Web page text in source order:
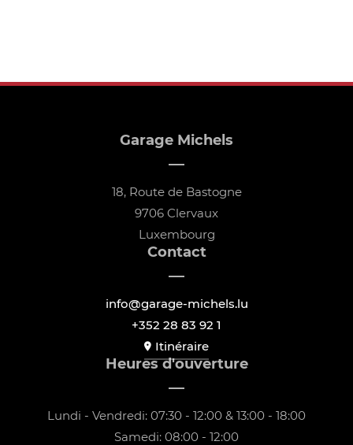
Garage Michels
18, Route de Bastogne
9706 Clervaux
Luxembourg
Contact
info@garage-michels.lu
+352 28 83 92 1
Itinéraire
Heures d'ouverture
Lundi - Vendredi: 07:30 - 12:00 & 13:00 - 18:00
Samedi: 08:00 - 12:00